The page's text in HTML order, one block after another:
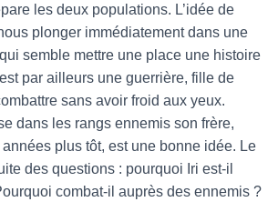
les deux populations. L’idée de
plonger immédiatement dans une
semble mettre une place une histoire
par ailleurs une guerrière, fille de
sans avoir froid aux yeux.
dans les rangs ennemis son frère,
plus tôt, est une bonne idée. Le
des questions : pourquoi Iri est-il
combat-il auprès des ennemis ?